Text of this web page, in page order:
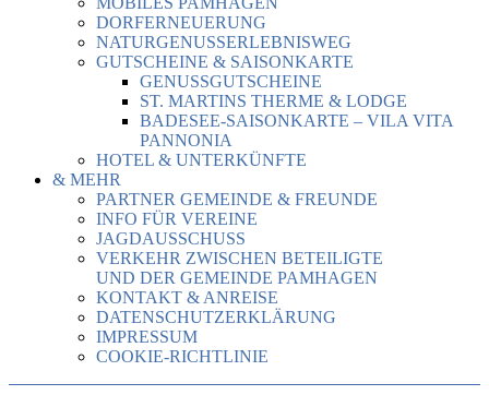
DORFERNEUERUNG
NATURGENUSSERLEBNISWEG
GUTSCHEINE & SAISONKARTE
GENUSSGUTSCHEINE
ST. MARTINS THERME & LODGE
BADESEE-SAISONKARTE – VILA VITA
PANNONIA
HOTEL & UNTERKÜNFTE
& MEHR
PARTNER GEMEINDE & FREUNDE
INFO FÜR VEREINE
JAGDAUSSCHUSS
VERKEHR ZWISCHEN BETEILIGTE
UND DER GEMEINDE PAMHAGEN
KONTAKT & ANREISE
DATENSCHUTZERKLÄRUNG
IMPRESSUM
COOKIE-RICHTLINIE